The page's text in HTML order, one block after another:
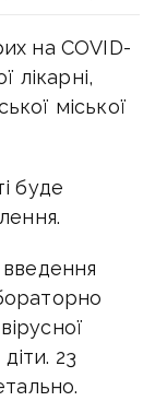
на COVID-
лікарні,
міської
буде
23